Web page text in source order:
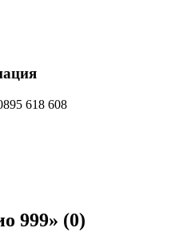
618 608
999» (0)